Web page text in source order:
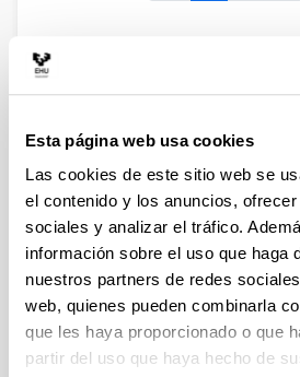
Esta página web usa cookies
Las cookies de este sitio web se
el contenido y los anuncios,
sociales y analizar el tráfico.
información sobre el uso que haga
nuestros partners de redes
web, quienes pueden combinarla
que les haya proporcionado o que
partir del uso que haya hecho de
Eventos
2018. Noviembre. Coloquio
2018. Octubre-noviembre.
Antigüedad"
2018. Mayo. Seminario "Imágenes
en las religiones del Mundo Antiguo"
2018. Mayo. Seminario
aproximación a las relaciones entre
2017. Noviembre. IV Simposio de